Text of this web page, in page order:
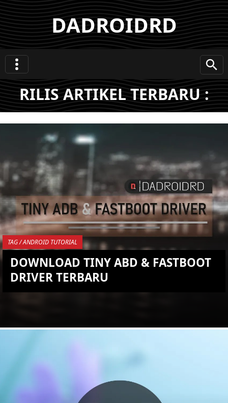
DADROIDRD
RILIS ARTIKEL TERBARU :
TAG / ANDROID TUTORIAL
DOWNLOAD TINY ABD & FASTBOOT
DRIVER TERBARU